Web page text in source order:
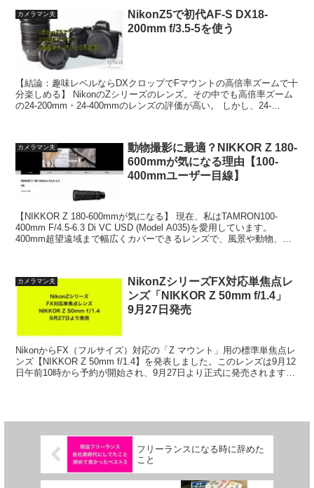
カメラマン夫
NikonZ5で初代AF-S DX18-
200mm f/3.5-5を使う
【結論：趣味レベルならDXクロップでFマウントの高倍率ズームで十
分楽しめる】 NikonのZシリーズのレンズ。その中でも高倍率ズーム
の24-200mm・24-400mmのレンズの評価が高い。 しかし、24-
カメラマン夫
動物撮影に最適？NIKKOR Z 180-
600mmが気になる理由【100-
400mmユーザー目線】
【NIKKOR Z 180-600mmが気になる】 現在、私はTAMRON100-
400mm F/4.5-6.3 Di VC USD (Model A035)を愛用しています。
400mm超望遠域まで幅広くカバーできるレンズで、風景や動物、
カメラマン夫
NikonZシリーズFX対応単焦点レ
ンズ「NIKKOR Z 50mm f/1.4」
9月27日発売
NikonからFX（フルサイズ）対応の「Z マウント」用の標準単焦点レ
ンズ【NIKKOR Z 50mm f/1.4】を発表しました。このレンズは9月12
日午前10時から予約が開始され、9月27日より正式に発売されます。
フリーランスになる時に辞めた
こと